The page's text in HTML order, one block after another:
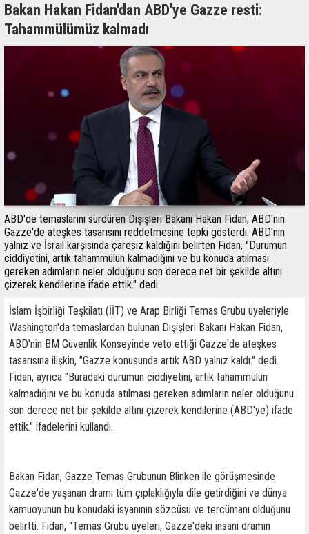
Bakan Hakan Fidan'dan ABD'ye Gazze resti:
Tahammülümüz kalmadı
ABD'de temaslarını sürdüren Dışişleri Bakanı Hakan Fidan, ABD'nin
Gazze'de ateşkes tasarısını reddetmesine tepki gösterdi. ABD'nin
yalnız ve İsrail karşısında çaresiz kaldığını belirten Fidan, "Durumun
ciddiyetini, artık tahammülün kalmadığını ve bu konuda atılması
gereken adımların neler olduğunu son derece net bir şekilde altını
çizerek kendilerine ifade ettik." dedi.
İslam İşbirliği Teşkilatı (İİT) ve Arap Birliği Temas Grubu üyeleriyle
Washington'da temaslardan bulunan Dışişleri Bakanı Hakan Fidan,
ABD'nin BM Güvenlik Konseyinde veto ettiği Gazze'de ateşkes
tasarısına ilişkin, "Gazze konusunda artık ABD yalnız kaldı." dedi.
Fidan, ayrıca "Buradaki durumun ciddiyetini, artık tahammülün
kalmadığını ve bu konuda atılması gereken adımların neler olduğunu
son derece net bir şekilde altını çizerek kendilerine (ABD'ye) ifade
ettik." ifadelerini kullandı.
Bakan Fidan, Gazze Temas Grubunun Blinken ile görüşmesinde
Gazze'de yaşanan dramı tüm çıplaklığıyla dile getirdiğini ve dünya
kamuoyunun bu konudaki isyanının sözcüsü ve tercümanı olduğunu
belirtti. Fidan, "Temas Grubu üyeleri, Gazze'deki insani dramın